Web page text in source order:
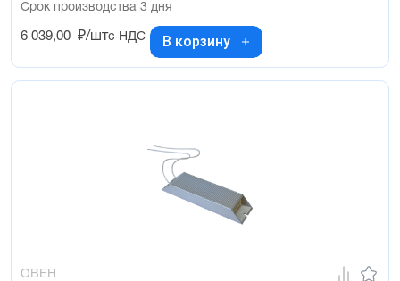
Срок производства 3 дня
6 039,00 ₽/штс НДС В корзину
ОВЕН